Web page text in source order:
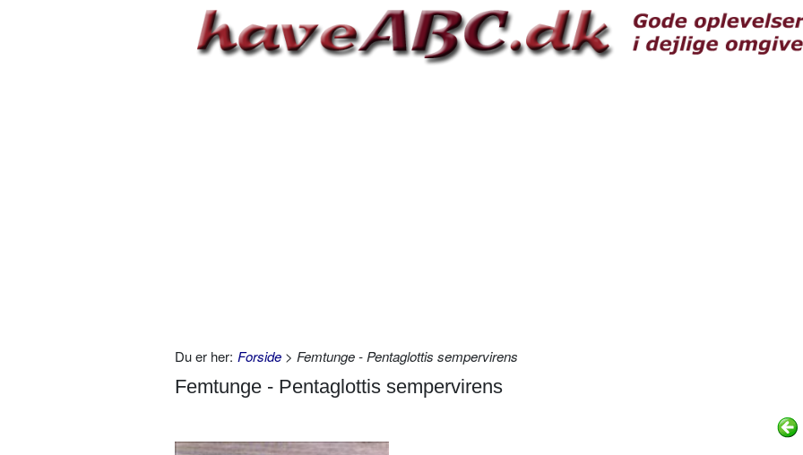
Du er her: Forside > Femtunge - Pentaglottis sempervirens
Femtunge - Pentaglottis sempervirens